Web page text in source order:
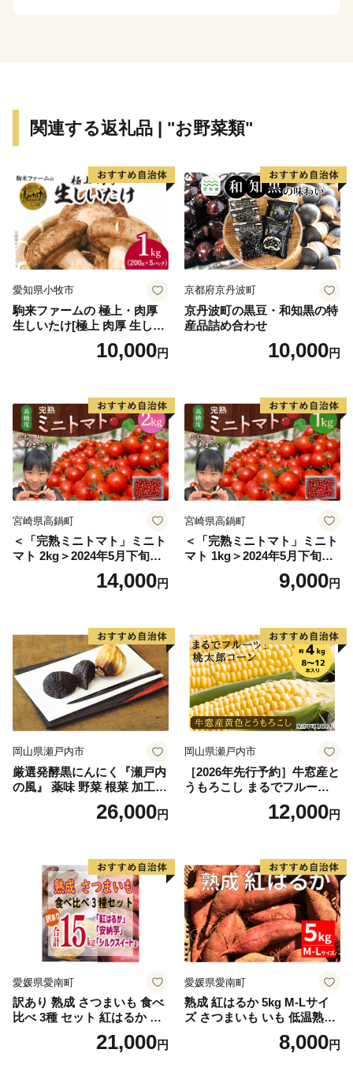
※土日、祝祭日、年末年始（12/29～1/4）は休業日とな
【ワンストップ特例申請書について】
下妻市役所 経済部 農業政策課 ふるさと振興係
平日8時30分～17時15分
TEL：0296-43-2111
関連する返礼品 | "お野菜類"
愛知県小牧市
駒来ファームの 極上・肉厚
生しいたけ[極上 肉厚 生しい
たけ 生シイタケ 生椎茸 安心
安全 国産 採れたて 新鮮 きの
10,000円
京都府京丹波町
京丹波町の黒豆・和知黒の特
産品詰め合わせ
10,000円
宮崎県高鍋町
＜「完熟ミニトマト」ミニト
マト 2kg＞2024年5月下旬迄
に順次出荷 野菜ソムリエサ
ミット アルル・リリカ共に
県 高鍋町産 産地直送 有機肥
料使用 高糖度 西森農園
14,000円
宮崎県高鍋町
＜「完熟ミニトマト」ミニト
マト 1kg＞2024年5月下旬迄
に順次出荷 野菜ソムリエサ
ミット アルル・リリカ共に
県 高鍋町産 産地直送 有機肥
料使用 高糖度 西森農園
9,000円
岡山県瀬戸内市
厳選発酵黒にんにく『瀬戸内
の風』 薬味 野菜 根菜 加工食
26,000円
岡山県瀬戸内市
［2026年先行予約］牛窓産と
うもろこし まるでフルー
ツ！最高糖度25度超え 生で
甘い、茹でて美味い！ 黄色
野菜
12,000円
愛媛県愛南町
訳あり 熟成 さつまいも 食べ
比べ 3種 セット 紅はるか 安
納芋 シルクスイート 合計 15
kg サイズ混合 サツマイモ 焼
21,000円
愛媛県愛南町
熟成 紅はるか 5kg M-Lサイ
ズ さつまいも いも 低温熟成
完全熟成収穫 甘い 糖度 焼き
芋 やきいも スイートポテト
8,000円